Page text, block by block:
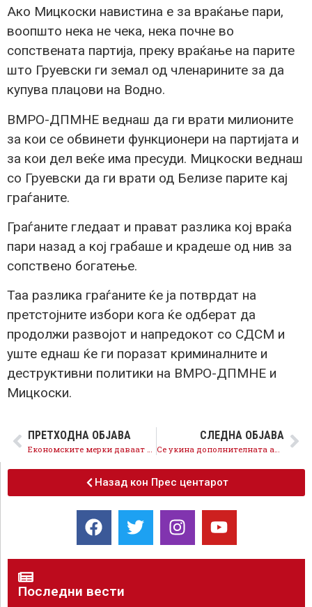
Ако Мицкоски навистина е за враќање пари,
воопшто нека не чека, нека почне во
сопствената партија, преку враќање на парите
што Груевски ги земал од членарините за да
купува плацови на Водно.
ВМРО-ДПМНЕ веднаш да ги врати милионите
за кои се обвинети функционери на партијата и
за кои дел веќе има пресуди. Мицкоски веднаш
со Груевски да ги врати од Белизе парите кај
граѓаните.
Граѓаните гледаат и прават разлика кој враќа
пари назад а кој грабаше и крадеше од нив за
сопствено богатење.
Таа разлика граѓаните ќе ја потврдат на
претстојните избори кога ќе одберат да
продолжи развојот и напредокот со СДСМ и
уште еднаш ќе ги поразат криминалните и
деструктивни политики на ВМРО-ДПМНЕ и
Мицкоски.
ПРЕТХОДНА ОБЈАВА СЛЕДНА ОБЈАВА
Назад кон Прес центарот
Последни вести